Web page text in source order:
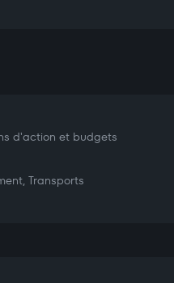
d'action et budgets
Transports